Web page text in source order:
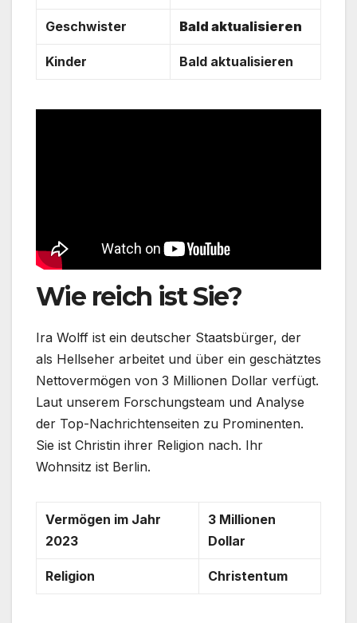
Geschwister Bald aktualisieren
Kinder Bald aktualisieren
Wie reich ist Sie?
Ira Wolff ist ein deutscher Staatsbürger, der
als Hellseher arbeitet und über ein geschätztes
Nettovermögen von 3 Millionen Dollar verfügt.
Laut unserem Forschungsteam und Analyse
der Top-Nachrichtenseiten zu Prominenten.
Sie ist Christin ihrer Religion nach. Ihr
Wohnsitz ist Berlin.
Vermögen im Jahr
2023
3 Millionen
Dollar
Religion Christentum